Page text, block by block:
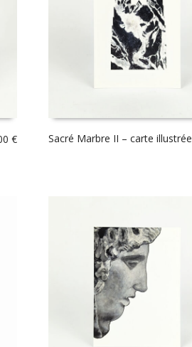
€ Sacré Marbre II – carte illustrée